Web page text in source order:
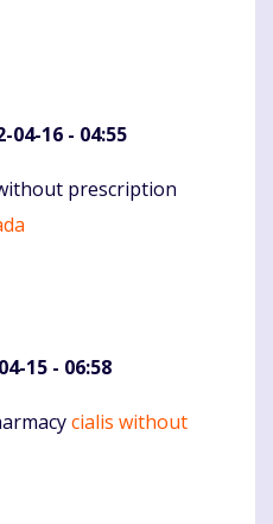
04-16 - 04:55
prescription
15 - 06:58
cialis without